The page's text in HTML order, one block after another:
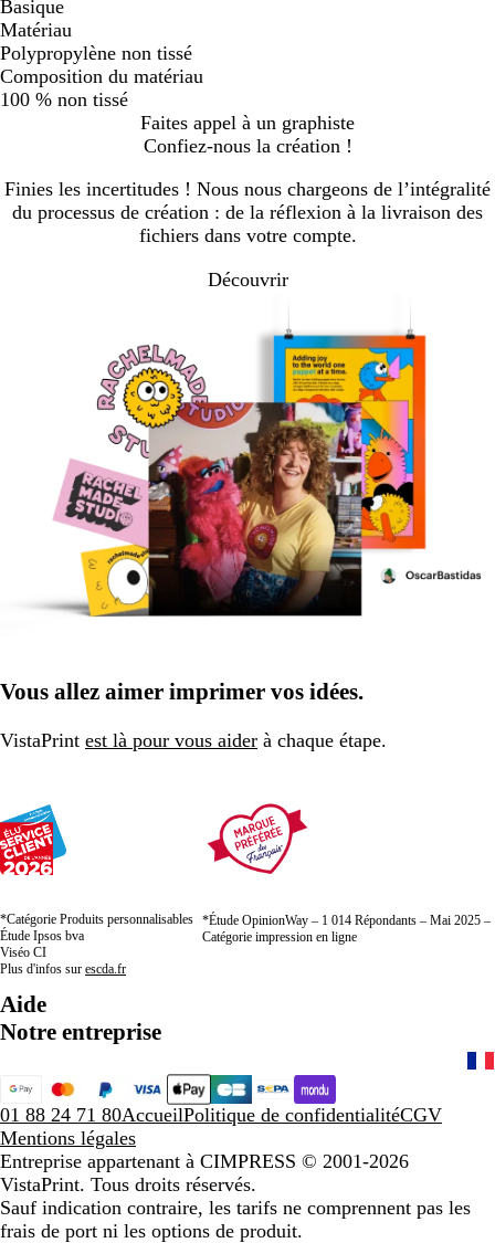
Basique
Matériau
Polypropylène non tissé
Composition du matériau
100 % non tissé
Faites appel à un graphiste
Confiez-nous la création !
Finies les incertitudes ! Nous nous chargeons de l’intégralité
du processus de création : de la réflexion à la livraison des
fichiers dans votre compte.
Découvrir
Vous allez aimer imprimer vos idées.
VistaPrint est là pour vous aider à chaque étape.
*Catégorie Produits personnalisables
Étude Ipsos bva
Viséo CI
Plus d'infos sur escda.fr
*Étude OpinionWay – 1 014 Répondants – Mai 2025 –
Catégorie impression en ligne
Aide
Notre entreprise
01 88 24 71 80AccueilPolitique de confidentialitéCGV
Mentions légales
Entreprise appartenant à CIMPRESS © 2001-2026
VistaPrint. Tous droits réservés.
Sauf indication contraire, les tarifs ne comprennent pas les
frais de port ni les options de produit.